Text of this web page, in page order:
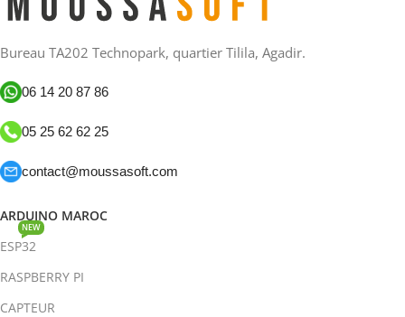
Bureau TA202 Technopark, quartier Tilila, Agadir.
06 14 20 87 86
05 25 62 62 25
contact@moussasoft.com
ARDUINO MAROC
ESP32
NEW
RASPBERRY PI
CAPTEUR